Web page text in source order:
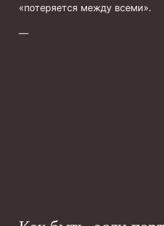
«потеряется между всеми».
—